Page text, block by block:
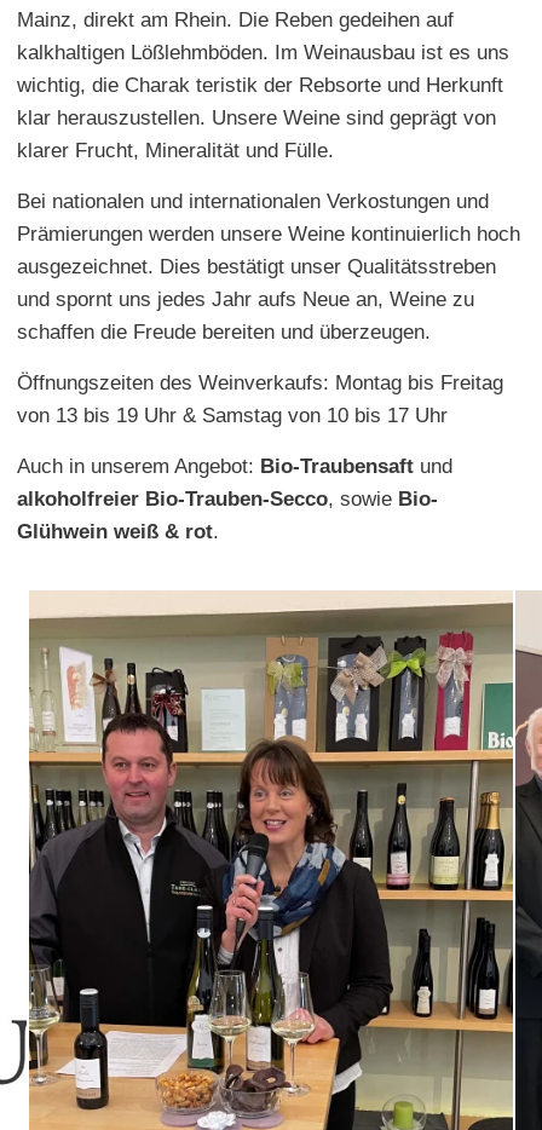
Mainz, direkt am Rhein. Die Reben gedeihen auf
kalkhaltigen Lößlehmböden. Im Weinausbau ist es uns
wichtig, die Charak teristik der Rebsorte und Herkunft
klar herauszustellen. Unsere Weine sind geprägt von
klarer Frucht, Mineralität und Fülle.
Bei nationalen und internationalen Verkostungen und
Prämierungen werden unsere Weine kontinuierlich hoch
ausgezeichnet. Dies bestätigt unser Qualitätsstreben
und spornt uns jedes Jahr aufs Neue an, Weine zu
schaffen die Freude bereiten und überzeugen.
Öffnungszeiten des Weinverkaufs: Montag bis Freitag
von 13 bis 19 Uhr & Samstag von 10 bis 17 Uhr
Auch in unserem Angebot: Bio-Traubensaft und
alkoholfreier Bio-Trauben-Secco, sowie Bio-
Glühwein weiß & rot.